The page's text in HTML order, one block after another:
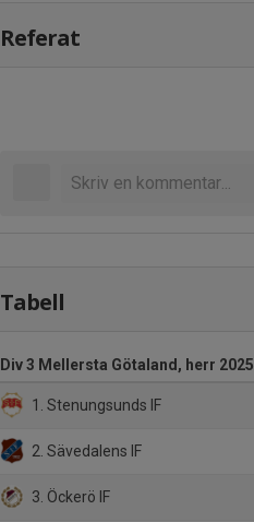
Referat
Tabell
Div 3 Mellersta Götaland, herr 2025
1. Stenungsunds IF
2. Sävedalens IF
3. Öckerö IF